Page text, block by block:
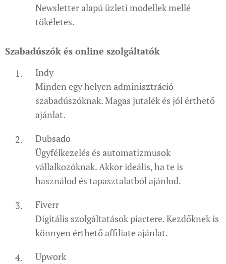
Newsletter alapú üzleti modellek mellé
tökéletes.
Szabadúszók és online szolgáltatók
Indy
Minden egy helyen adminisztráció
szabadúszóknak. Magas jutalék és jól érthető
ajánlat.
Dubsado
Ügyfélkezelés és automatizmusok
vállalkozóknak. Akkor ideális, ha te is
használod és tapasztalatból ajánlod.
Fiverr
Digitális szolgáltatások piactere. Kezdőknek is
könnyen érthető affiliate ajánlat.
Upwork